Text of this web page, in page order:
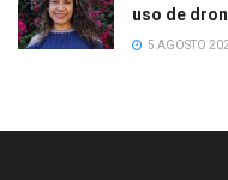
uso de
5 AGOSTO